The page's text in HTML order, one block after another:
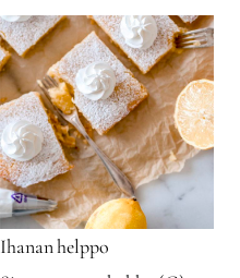
Ihanan helppo